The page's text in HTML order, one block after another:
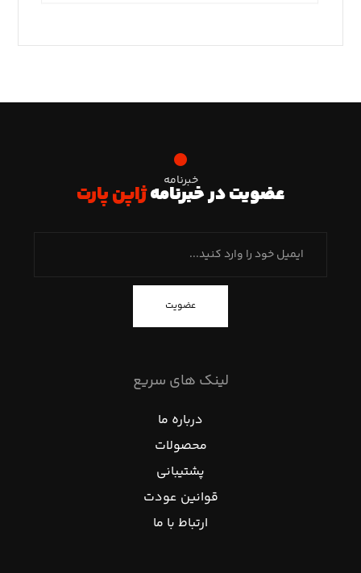
خبرنامه
عضویت در خبرنامهژاپن پارت
عضویت
لینک های سریع
درباره ما
محصولات
پشتیبانی
قوانین عودت
ارتباط با ما